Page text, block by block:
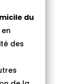
du
des